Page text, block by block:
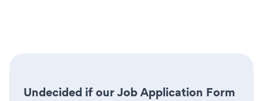
Undecided if our Job Application Form